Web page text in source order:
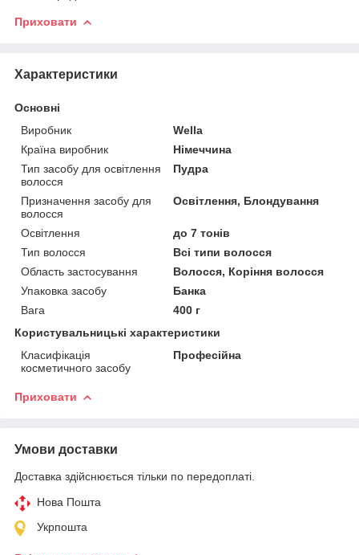
Приховати
Характеристики
Основні
Виробник
Wella
Країна виробник
Німеччина
Тип засобу для освітлення
волосся
Пудра
Призначення засобу для
волосся
Освітлення, Блондування
Освітлення
до 7 тонів
Тип волосся
Всі типи волосся
Область застосування
Волосся, Коріння волосся
Упаковка засобу
Банка
Вага
400 г
Користувальницькі характеристики
Класифікація
косметичного засобу
Професійна
Приховати
Умови доставки
Доставка здійснюється тільки по передоплаті.
Нова Пошта
Укрпошта